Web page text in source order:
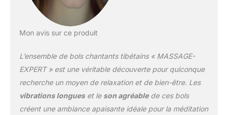
obsédantes, votre visage
chantants tibétains qui
peuvent être utilisés de la
tête aux pieds : 1. bol
produire des sons
enveloppants, pour les
Mon avis sur ce produit
L’ensemble de bols chantants tibétains « MASSAGE-
EXPERT » est une véritable découverte pour quiconque
recherche un moyen de relaxation et de bien-être. Les
vibrations longueset le son agréablede ces bols
créent une ambiance apaisante idéale pour la méditation